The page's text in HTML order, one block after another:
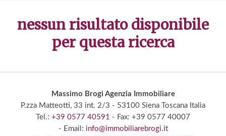
nessun risultato disponibile
per questa ricerca
Massimo Brogi Agenzia Immobiliare
P.zza Matteotti, 33 int. 2/3 - 53100 Siena
Toscana Italia
Tel.: +39 0577 40591 - Fax: +39 0577 40007
- Email: info@immobiliarebrogi.it